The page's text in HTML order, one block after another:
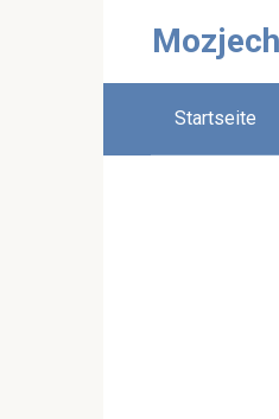
Startseite